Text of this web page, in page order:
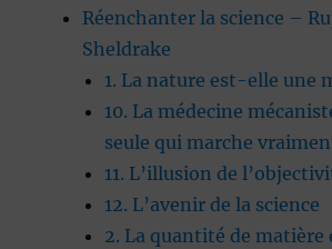
Réenchanter la science –
Sheldrake
1. La nature est-elle une
10. La médecine
seule qui marche
11. L’illusion de
12. L’avenir de la science
2. La quantité de matière